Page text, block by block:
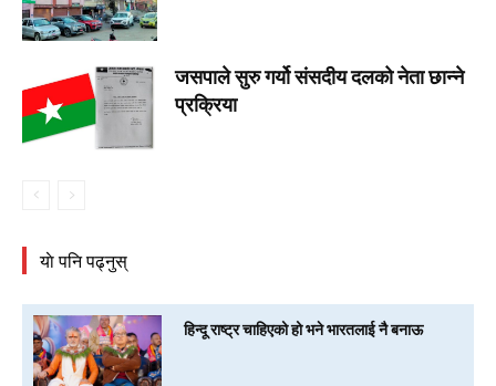
जसपाले सुरु गर्यो संसदीय दलको नेता छान्ने
प्रक्रिया
याे पनि पढ्नुस्
हिन्दू राष्ट्र चाहिएको हो भने भारतलाई नै बनाऊ